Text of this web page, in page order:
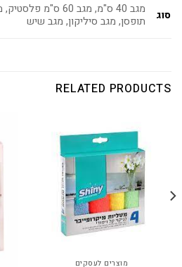
סוג
תופסן, מגב סיליקון, מגב שיש
RELATED PRODUCTS
מוצרים לעסקים